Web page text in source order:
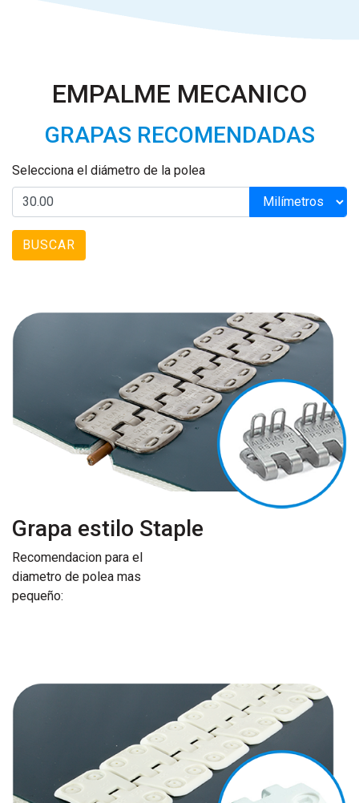
EMPALME MECANICO
GRAPAS RECOMENDADAS
Selecciona el diámetro de la polea
BUSCAR
Grapa estilo Staple
Recomendacion para el
diametro de polea mas
pequeño: